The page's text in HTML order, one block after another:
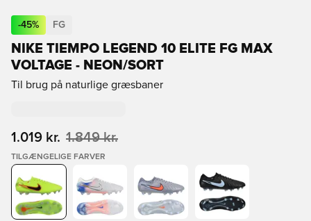
-45% FG
NIKE TIEMPO LEGEND 10 ELITE FG MAX
VOLTAGE - NEON/SORT
Til brug på naturlige græsbaner
1.019 kr. 1.849 kr.
TILGÆNGELIGE FARVER